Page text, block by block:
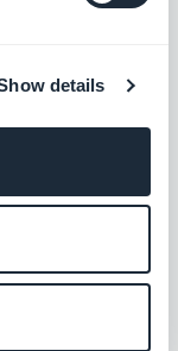
details
un'app o
moda, ma